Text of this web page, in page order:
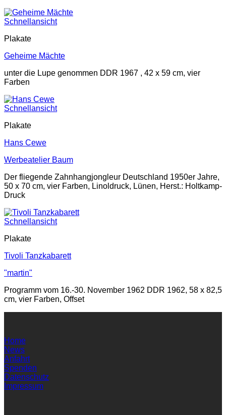
Schnellansicht
Plakate
Geheime Mächte
unter die Lupe genommen DDR 1967 , 42 x 59 cm, vier
Farben
Schnellansicht
Plakate
Hans Cewe
Werbeatelier Baum
Der fliegende Zahnhangjongleur Deutschland 1950er Jahre,
50 x 70 cm, vier Farben, Linoldruck, Lünen, Herst.: Holtkamp-
Druck
Schnellansicht
Plakate
Tivoli Tanzkabarett
"martin"
Programm vom 16.-30. November 1962 DDR 1962, 58 x 82,5
cm, vier Farben, Offset
Home
News
Anfahrt
Spenden
Datenschutz
Impressum